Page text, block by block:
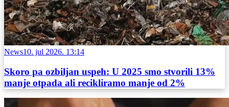
News10. jul 2026. 13:14
Skoro pa ozbiljan uspeh: U 2025 smo stvorili 13%
manje otpada ali recikliramo manje od 2%